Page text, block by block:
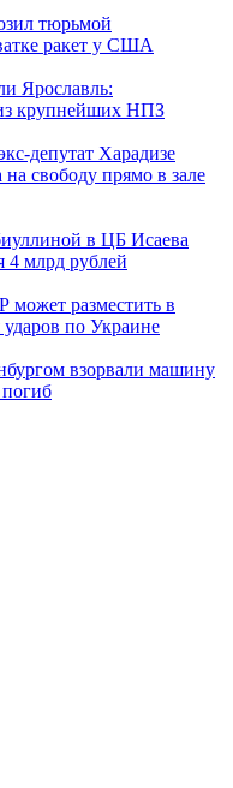
тюрьмой
ракет у США
Ярославль:
крупнейших НПЗ
депутат Харадизе
свободу прямо в зале
в ЦБ Исаева
4 млрд рублей
может разместить в
ударов по Украине
взорвали машину
погиб